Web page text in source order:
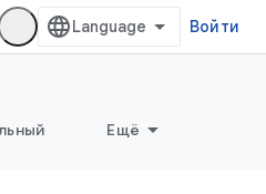
Войти
Ещё